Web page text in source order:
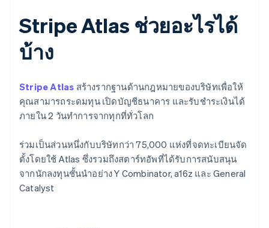
Stripe Atlas ช่วยอะไรได้
บ้าง
Stripe Atlas สร้างรากฐานด้านกฎหมายของบริษัทเพื่อให้
คุณสามารถระดมทุน เปิดบัญชีธนาคาร และรับชำระเงินได้
ภายใน 2 วันทำการจากทุกที่ทั่วโลก
ร่วมเป็นส่วนหนึ่งกับบริษัทกว่า 75,000 แห่งที่จดทะเบียนจัด
ตั้งโดยใช้ Atlas ซึ่งรวมถึงสตาร์ทอัพที่ได้รับการสนับสนุน
จากนักลงทุนชั้นนำอย่าง Y Combinator, a16z และ General
Catalyst